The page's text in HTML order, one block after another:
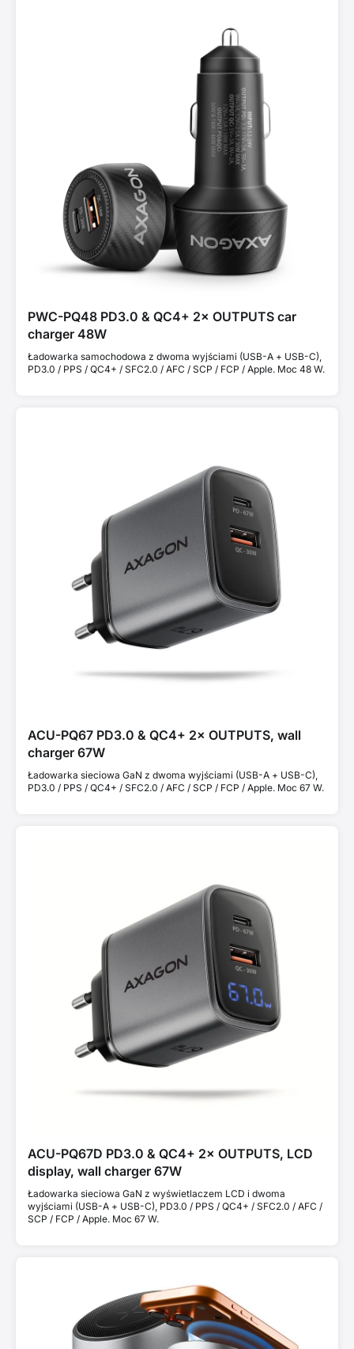
PWC-PQ48 PD3.0 & QC4+ 2× OUTPUTS car
charger 48W
Ładowarka samochodowa z dwoma wyjściami (USB-A + USB-C),
PD3.0 / PPS / QC4+ / SFC2.0 / AFC / SCP / FCP / Apple. Moc 48 W.
ACU-PQ67 PD3.0 & QC4+ 2× OUTPUTS, wall
charger 67W
Ładowarka sieciowa GaN z dwoma wyjściami (USB-A + USB-C),
PD3.0 / PPS / QC4+ / SFC2.0 / AFC / SCP / FCP / Apple. Moc 67 W.
ACU-PQ67D PD3.0 & QC4+ 2× OUTPUTS, LCD
display, wall charger 67W
Ładowarka sieciowa GaN z wyświetlaczem LCD i dwoma
wyjściami (USB-A + USB-C), PD3.0 / PPS / QC4+ / SFC2.0 / AFC /
SCP / FCP / Apple. Moc 67 W.